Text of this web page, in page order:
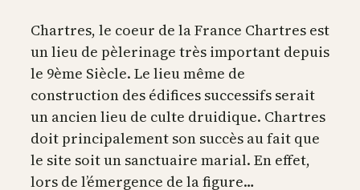
Chartres, le coeur de la France Chartres est
un lieu de pèlerinage très important depuis
le 9ème Siècle. Le lieu même de
construction des édifices successifs serait
un ancien lieu de culte druidique. Chartres
doit principalement son succès au fait que
le site soit un sanctuaire marial. En effet,
lors de l’émergence de la figure…